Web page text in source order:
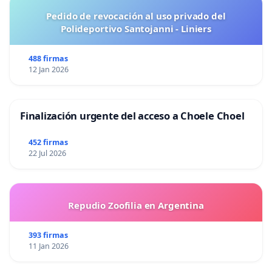
Pedido de revocación al uso privado del
Polideportivo Santojanni - Liniers
488 firmas
12 Jan 2026
Finalización urgente del acceso a Choele Choel
452 firmas
22 Jul 2026
Repudio Zoofilia en Argentina
393 firmas
11 Jan 2026